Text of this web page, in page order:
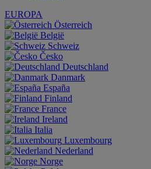
EUROPA
Österreich
België
Schweiz
Česko
Deutschland
Danmark
España
Finland
France
Ireland
Italia
Luxembourg
Nederland
Norge